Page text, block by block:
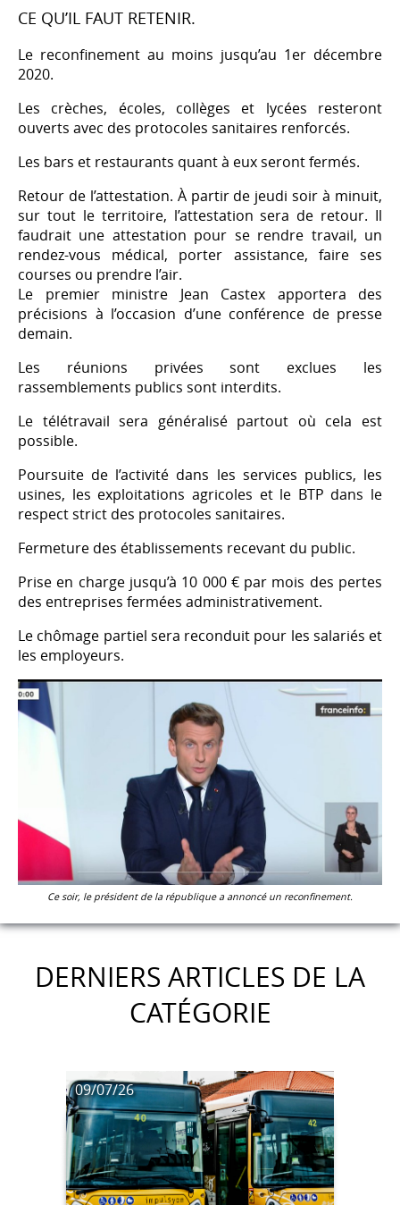
CE QU’IL FAUT RETENIR.
Le reconfinement au moins jusqu’au 1er décembre
2020.
Les crèches, écoles, collèges et lycées resteront
ouverts avec des protocoles sanitaires renforcés.
Les bars et restaurants quant à eux seront fermés.
Retour de l’attestation. À partir de jeudi soir à minuit,
sur tout le territoire, l’attestation sera de retour. Il
faudrait une attestation pour se rendre travail, un
rendez-vous médical, porter assistance, faire ses
courses ou prendre l’air.
Le premier ministre Jean Castex apportera des
précisions à l’occasion d’une conférence de presse
demain.
Les réunions privées sont exclues les
rassemblements publics sont interdits.
Le télétravail sera généralisé partout où cela est
possible.
Poursuite de l’activité dans les services publics, les
usines, les exploitations agricoles et le BTP dans le
respect strict des protocoles sanitaires.
Fermeture des établissements recevant du public.
Prise en charge jusqu’à 10 000 € par mois des pertes
des entreprises fermées administrativement.
Le chômage partiel sera reconduit pour les salariés et
les employeurs.
Ce soir, le président de la république a annoncé un reconfinement.
DERNIERS ARTICLES DE LA
CATÉGORIE
09/07/26